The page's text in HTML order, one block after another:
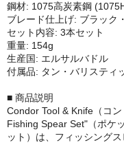
鋼材: 1075高炭素鋼
ブレード仕上げ: ブラック
セット内容: 3本セット
重量: 154g
生産国: エルサルバドル
付属品: タン・バリスティ
■ 商品説明
Condor Tool & Knife（コ
Fishing Spear Set"（ポケ
ット）は、フィッシング